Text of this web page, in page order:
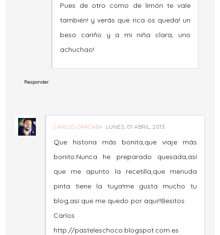
Pues de otro como de limón te vale
también! y verás que rica os queda! un
beso cariño y a mi niña clara, uno
achuchao!
Responder
CARLOS CÁRCABA LUNES, 01 ABRIL, 2013
Que historia más bonita,que viaje más
bonito.Nunca he preparado quesada,así
que me apunto la recetilla,que menuda
pinta tiene la tuya!me gusta mucho tu
blog,así que me quedo por aqui!!Besitos
Carlos
http://pasteleschoco.blogspot.com.es